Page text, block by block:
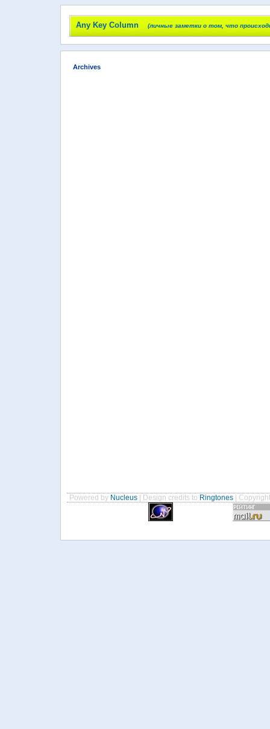
Any Key Column (личные заметки о том, что
Archives
Powered by Nucleus | Design credits to Ringtones |